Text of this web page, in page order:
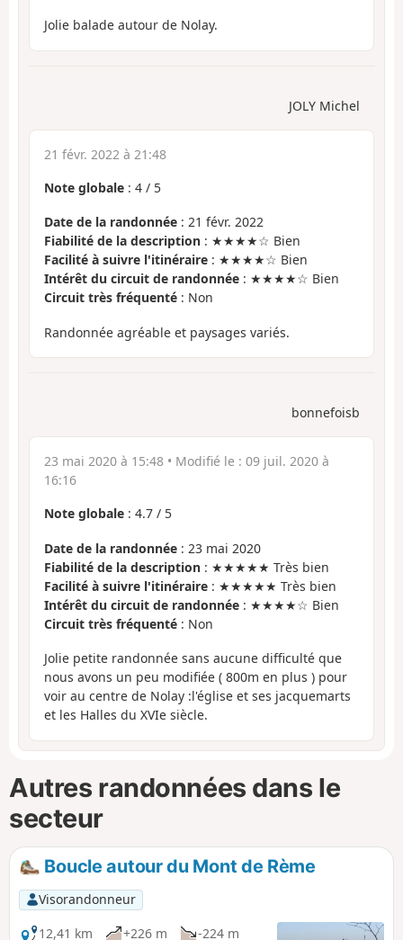
Jolie balade autour de Nolay.
JOLY Michel
21 févr. 2022 à 21:48
Note globale : 4 / 5
Date de la randonnée : 21 févr. 2022
Fiabilité de la description : ★★★★☆ Bien
Facilité à suivre l'itinéraire : ★★★★☆ Bien
Intérêt du circuit de randonnée : ★★★★☆ Bien
Circuit très fréquenté : Non
Randonnée agréable et paysages variés.
bonnefoisb
23 mai 2020 à 15:48 • Modifié le : 09 juil. 2020 à
16:16
Note globale : 4.7 / 5
Date de la randonnée : 23 mai 2020
Fiabilité de la description : ★★★★★ Très bien
Facilité à suivre l'itinéraire : ★★★★★ Très bien
Intérêt du circuit de randonnée : ★★★★☆ Bien
Circuit très fréquenté : Non
Jolie petite randonnée sans aucune difficulté que
nous avons un peu modifiée ( 800m en plus ) pour
voir au centre de Nolay :l'église et ses jacquemarts
et les Halles du XVIe siècle.
Autres randonnées dans le
secteur
Boucle autour du Mont de Rème
Visorandonneur
12,41 km
+226 m -224 m